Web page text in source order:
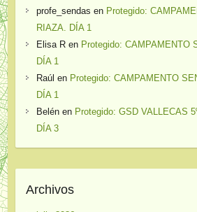
profe_sendas en Protegido:
RIAZA. DÍA 1
Elisa Ren Protegido: CAMPAMENTO
DÍA 1
Raúl en Protegido: CAMPAMENTO
DÍA 1
Belénen Protegido: GSD VALLECAS
DÍA 3
Archivos